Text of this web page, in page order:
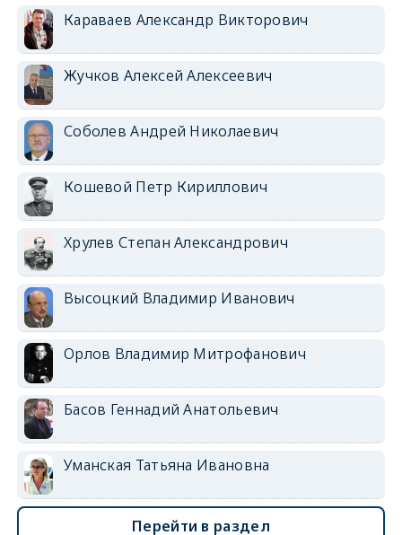
Караваев Александр Викторович
Жучков Алексей Алексеевич
Соболев Андрей Николаевич
Кошевой Петр Кириллович
Хрулев Степан Александрович
Высоцкий Владимир Иванович
Орлов Владимир Митрофанович
Басов Геннадий Анатольевич
Уманская Татьяна Ивановна
Перейти в раздел